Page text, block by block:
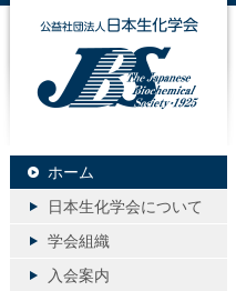
ホーム
日本生化学会について
学会組織
入会案内